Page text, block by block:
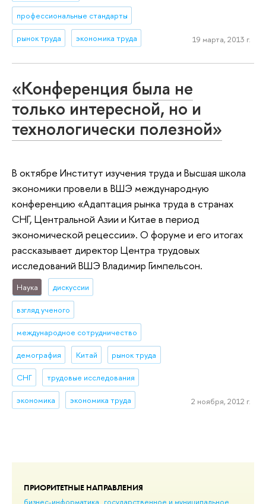
ПРИОРИТЕТНЫЕ НАПРАВЛЕНИЯ
бизнес-информатика государственное и муниципальное
профессиональные стандарты
рынок труда экономика труда 19 марта, 2013 г.
«Конференция была не
только интересной, но и
технологически полезной»
В октябре Институт изучения труда и Высшая школа
экономики провели в ВШЭ международную
конференцию «Адаптация рынка труда в странах
СНГ, Центральной Азии и Китае в период
экономической рецессии». О форуме и его итогах
рассказывает директор Центра трудовых
исследований ВШЭ Владимир Гимпельсон.
Наука дискуссии
взгляд ученого
международное сотрудничество
демография Китай рынок труда
СНГ трудовые исследования
экономика экономика труда 2 ноября, 2012 г.